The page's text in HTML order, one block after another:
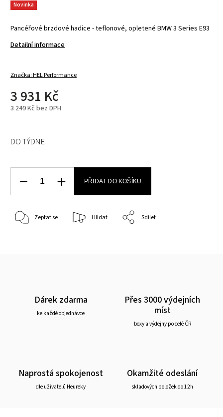
Pancéřové brzdové hadice - teflonové, opletené BMW 3 Series E93
Detailní informace
Novinka
Značka:HEL Performance
3 931 Kč
3 249 Kč bez DPH
DO TÝDNE
PŘIDAT DO KOŠÍKU
Zeptat se Hlídat Sdílet
Dárek zdarma
ke každé objednávce
Přes 3000 výdejních
míst
boxy a výdejny po celé ČR
Naprostá spokojenost
dle uživatelů Heureky
Okamžité odeslání
skladových položek do 12h